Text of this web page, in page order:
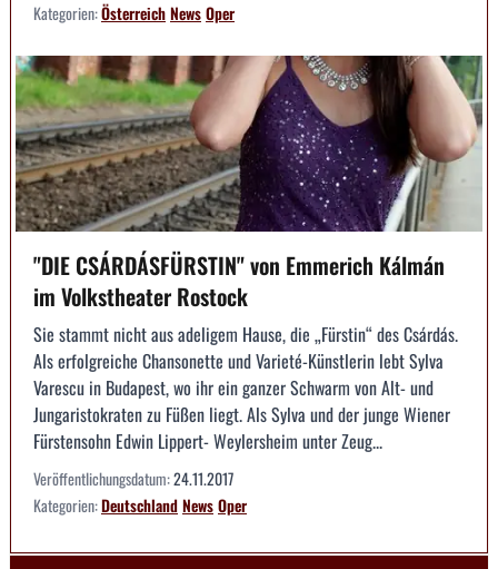
Kategorien:ÖsterreichNewsOper
"DIE CSÁRDÁSFÜRSTIN" von Emmerich Kálmán
im Volkstheater Rostock
Sie stammt nicht aus adeligem Hause, die „Fürstin“ des Csárdás.
Als erfolgreiche Chansonette und Varieté-Künstlerin lebt Sylva
Varescu in Budapest, wo ihr ein ganzer Schwarm von Alt- und
Jungaristokraten zu Füßen liegt. Als Sylva und der junge Wiener
Fürstensohn Edwin Lippert- Weylersheim unter Zeug...
Veröffentlichungsdatum:24.11.2017
Kategorien:DeutschlandNewsOper